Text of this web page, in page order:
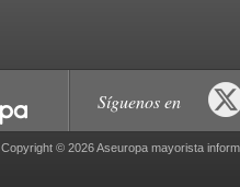
Síguenos en
Copyright © 2026 Aseuropa mayorista